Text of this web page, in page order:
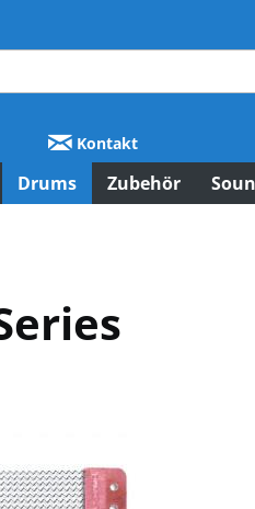
Kontakt
Drums Zubehör